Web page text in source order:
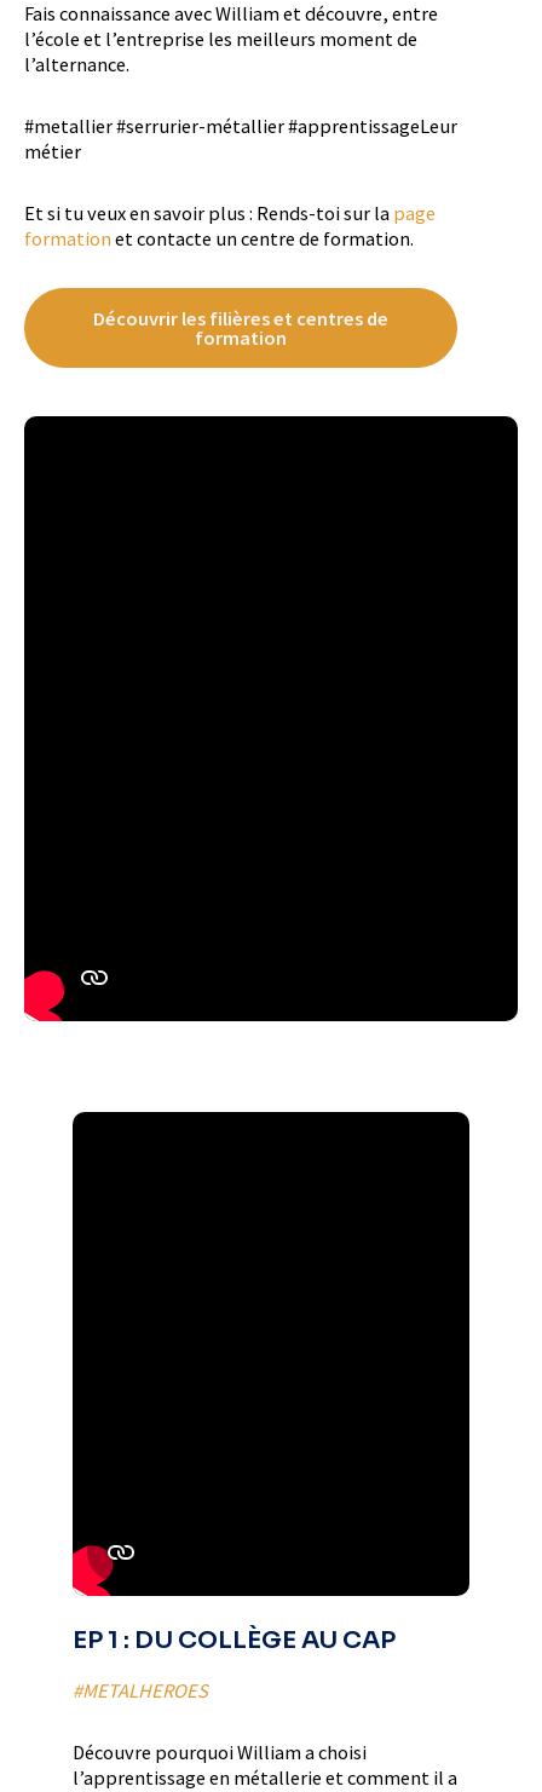
Fais connaissance avec William et découvre, entre
l’école et l’entreprise les meilleurs moment de
l’alternance.
#metallier #serrurier-métallier #apprentissageLeur
métier
Et si tu veux en savoir plus : Rends-toi sur la page
formation et contacte un centre de formation.
Découvrir les filières et centres de
formation
EP 1 : DU COLLÈGE AU CAP
#METALHEROES
Découvre pourquoi William a choisi
l’apprentissage en métallerie et comment il a